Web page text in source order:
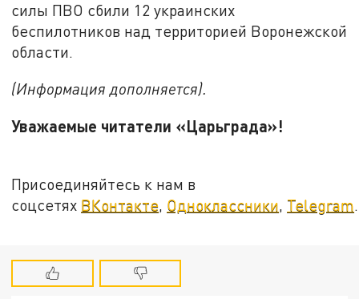
силы ПВО сбили 12 украинских
беспилотников над территорией Воронежской
области.
(Информация дополняется).
Уважаемые читатели «Царьграда»!
Присоединяйтесь к нам в
соцсетях ВКонтакте, Одноклассники, Telegram.